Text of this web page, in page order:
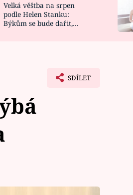
DESIGN
Velká věštba na srpen
podle Helen Stanku:
Býkům se bude dařit,
SDÍLET